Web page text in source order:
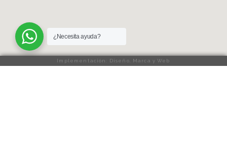
¿Necesita ayuda?
Implementación: Diseño, Marca y Web